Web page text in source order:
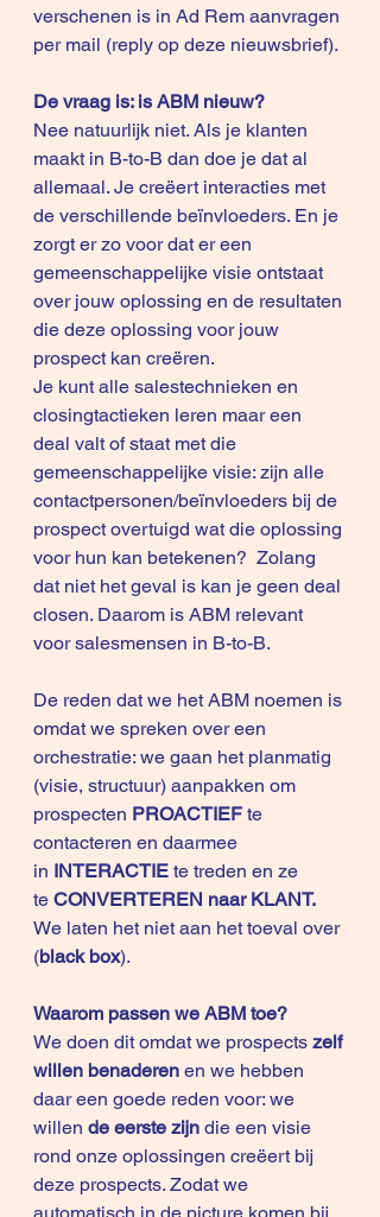
verschenen is in Ad Rem aanvragen
per mail (reply op deze nieuwsbrief).
De vraag is: is ABM nieuw?
Nee natuurlijk niet. Als je klanten
maakt in B-to-B dan doe je dat al
allemaal. Je creëert interacties met
de verschillende beïnvloeders. En je
zorgt er zo voor dat er een
gemeenschappelijke visie ontstaat
over jouw oplossing en de resultaten
die deze oplossing voor jouw
prospect kan creëren.
Je kunt alle salestechnieken en
closingtactieken leren maar een
deal valt of staat met die
gemeenschappelijke visie: zijn alle
contactpersonen/beïnvloeders bij de
prospect overtuigd wat die oplossing
voor hun kan betekenen?  Zolang
dat niet het geval is kan je geen deal
closen. Daarom is ABM relevant
voor salesmensen in B-to-B.
De reden dat we het ABM noemen is
omdat we spreken over een
orchestratie: we gaan het planmatig
(visie, structuur) aanpakken om
prospecten PROACTIEF te
contacteren en daarmee
in INTERACTIE te treden en ze
te CONVERTEREN naar KLANT.
We laten het niet aan het toeval over
(black box).
Waarom passen we ABM toe?
We doen dit omdat we prospects zelf
willen benaderen en we hebben
daar een goede reden voor: we
willen de eerste zijn die een visie
rond onze oplossingen creëert bij
deze prospects. Zodat we